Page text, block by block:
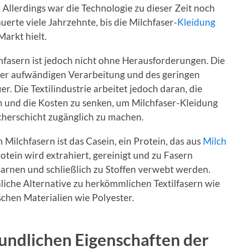
war die Technologie zu dieser Zeit noch
viele Jahrzehnte, bis die Milchfaser-Kleidung
hielt.
ist jedoch nicht ohne Herausforderungen. Die
aufwändigen Verarbeitung und des geringen
Die Textilindustrie arbeitet jedoch daran, die
die Kosten zu senken, um Milchfaser-Kleidung
zugänglich zu machen.
Milchfasern ist das Casein, ein Protein, das aus Milch
wird extrahiert, gereinigt und zu Fasern
und schließlich zu Stoffen verwebt werden.
Alternative zu herkömmlichen Textilfasern wie
Materialien wie Polyester.
Eigenschaften der